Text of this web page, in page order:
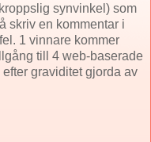
synvinkel) som
skriv en kommentar i
1 vinnare kommer
till 4 web-baserade
graviditet gjorda av